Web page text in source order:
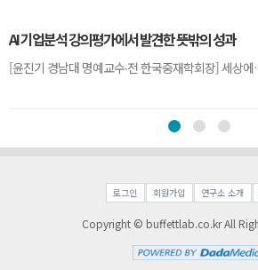
AI 기업분석 강의평가에서 발견한 뜻밖의 성과
[윤진기 경남대 명예교수∙전 한국중재학회장] 세상에는 우연
로그인 회원가입 연구소 소개
Copyright © buffettlab.co.kr All